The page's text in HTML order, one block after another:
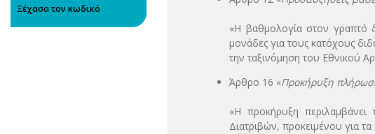
Ξέχασα τον κωδικό
«Η βαθμολογία στον γραπτό
μονάδες για τους κατόχους
την ταξινόμηση του Εθνικού
Άρθρο 16 «Προκήρυξη
«Η προκήρυξη
Διατριβών, προκειμένου για